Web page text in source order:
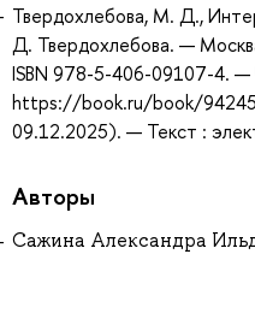
Твердохлебова, М. Д.,
Д. Твердохлебова. —
ISBN 978-5-406-09107-4. —
https://book.ru/book/
09.12.2025). — Текст :
Авторы
Сажина Александра